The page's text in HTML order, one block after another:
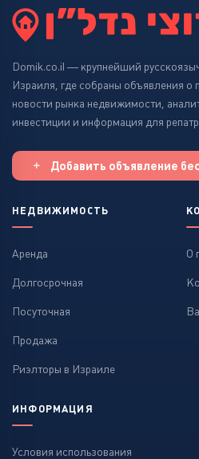
Domik.co.il — крупнейший
Израиля, где собраны объявления о
новости рынка недвижимости,
инвестиции и информация для
Добавить объявление
НЕДВИЖИМОСТЬ
Аренда
Долгосрочная
Посуточная
Продажа
Риэлторы в Израиле
О
ИНФОРМАЦИЯ
Условия использования